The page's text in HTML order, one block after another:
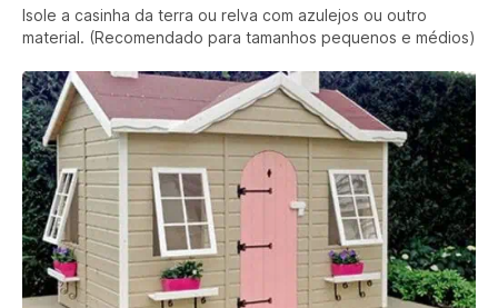
Isole a casinha da terra ou relva com azulejos ou outro
material. (Recomendado para tamanhos pequenos e médios)